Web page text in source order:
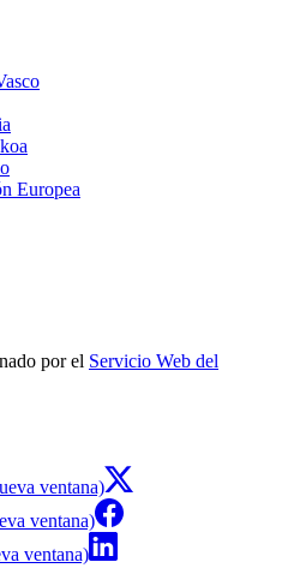
Europea
por el Servicio Web del
ventana)
ventana)
ventana)